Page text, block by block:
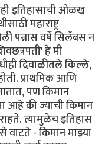
इतिहासाची ओळख
महाराष्ट्र
पन्नास वर्षे सिलॅबस न
हे मी
दिवाळीतले किल्ले,
प्राथमिक आणि
पण किमान
आहे की ज्याची किमान
त्यामुळेच इतिहास
वाटते - किमान माझ्या